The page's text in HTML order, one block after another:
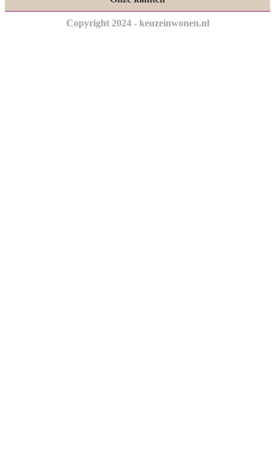
Copyright 2024 - keuzeinwonen.nl